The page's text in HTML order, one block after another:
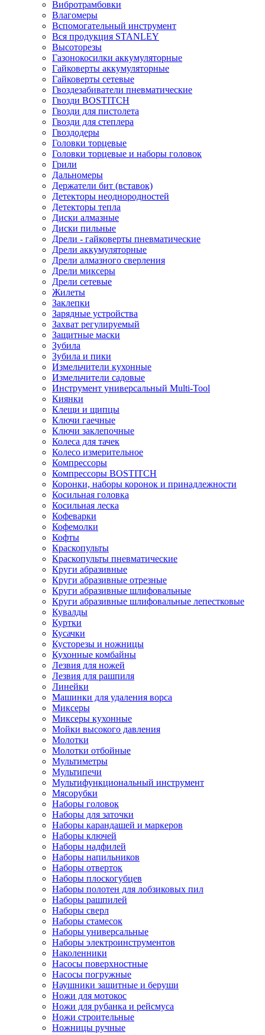
Вибротрамбовки
Влагомеры
Вспомогательный инструмент
Вся продукция STANLEY
Высоторезы
Газонокосилки аккумуляторные
Гайковерты аккумуляторные
Гайковерты сетевые
Гвоздезабиватели пневматические
Гвозди BOSTITCH
Гвозди для пистолета
Гвозди для степлера
Гвоздодеры
Головки торцевые
Головки торцевые и наборы головок
Грили
Дальномеры
Держатели бит (вставок)
Детекторы неоднородностей
Детекторы тепла
Диски алмазные
Диски пильные
Дрели - гайковерты пневматические
Дрели аккумуляторные
Дрели алмазного сверления
Дрели миксеры
Дрели сетевые
Жилеты
Заклепки
Зарядные устройства
Захват регулируемый
Защитные маски
Зубила
Зубила и пики
Измельчители кухонные
Измельчители садовые
Инструмент универсальный Multi-Tool
Киянки
Клещи и щипцы
Ключи гаечные
Ключи заклепочные
Колеса для тачек
Колесо измерительное
Компрессоры
Компрессоры BOSTITCH
Коронки, наборы коронок и принадлежности
Косильная головка
Косильная леска
Кофеварки
Кофемолки
Кофты
Краскопульты
Краскопульты пневматические
Круги абразивные
Круги абразивные отрезные
Круги абразивные шлифовальные
Круги абразивные шлифовальные лепестковые
Кувалды
Куртки
Кусачки
Кусторезы и ножницы
Кухонные комбайны
Лезвия для ножей
Лезвия для рашпиля
Линейки
Машинки для удаления ворса
Миксеры
Миксеры кухонные
Мойки высокого давления
Молотки
Молотки отбойные
Мультиметры
Мультипечи
Мультифункциональный инструмент
Мясорубки
Наборы головок
Наборы для заточки
Наборы карандашей и маркеров
Наборы ключей
Наборы надфилей
Наборы напильников
Наборы отверток
Наборы плоскогубцев
Наборы полотен для лобзиковых пил
Наборы рашпилей
Наборы сверл
Наборы стамесок
Наборы универсальные
Наборы электроинструментов
Наколенники
Насосы поверхностные
Насосы погружные
Наушники защитные и беруши
Ножи для мотокос
Ножи для рубанка и рейсмуса
Ножи строительные
Ножницы ручные